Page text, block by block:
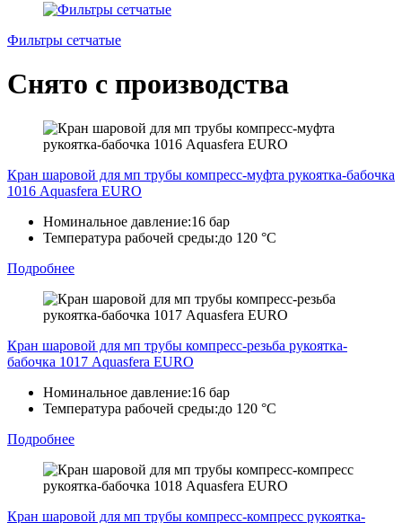
Фильтры сетчатые
Снято с производства
Кран шаровой для мп трубы компресс-муфта рукоятка-бабочка
1016 Aquasfera EURO
Номинальное давление:16 бар
Температура рабочей среды:до 120 °C
Подробнее
Кран шаровой для мп трубы компресс-резьба рукоятка-
бабочка 1017 Aquasfera EURO
Номинальное давление:16 бар
Температура рабочей среды:до 120 °C
Подробнее
Кран шаровой для мп трубы компресс-компресс рукоятка-